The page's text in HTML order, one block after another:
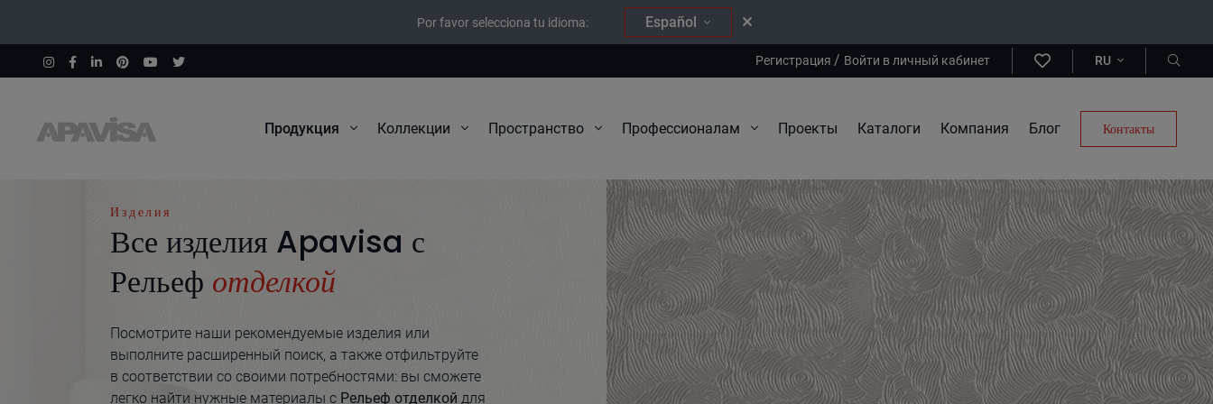
Por favor selecciona tu idioma: Español
Регистрация / Войти в личный кабинет RU
Продукция Коллекции Пространство Профессионалам Проекты Каталоги Компания Блог Контакты
Изделия
Все изделия Apavisa с
Рельеф отделкой
Посмотрите наши рекомендуемые изделия или
выполните расширенный поиск, а также отфильтруйте
в соответствии со своими потребностями: вы сможете
легко найти нужные материалы с Рельеф отделкой для